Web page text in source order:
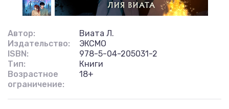
Автор:
Виата Л.
Издательство:
ЭКСМО
ISBN:
978-5-04-205031-2
Тип:
Книги
Возрастное
ограничение:
18+